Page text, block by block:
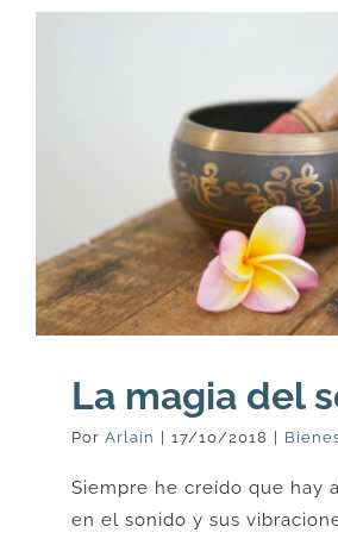
CONTACTO
Carrito
La magia del
Por Arlain | 17/10/2018 |
Siempre he creído que hay
en el sonido y sus